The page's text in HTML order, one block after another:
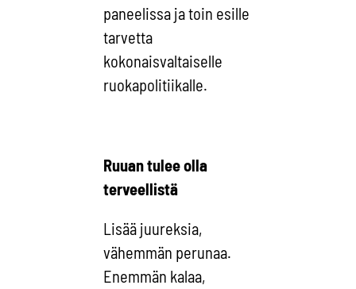
paneelissa ja toin esille
tarvetta
kokonaisvaltaiselle
ruokapolitiikalle.
Ruuan tulee olla
terveellistä
Lisää juureksia,
vähemmän perunaa.
Enemmän kalaa,